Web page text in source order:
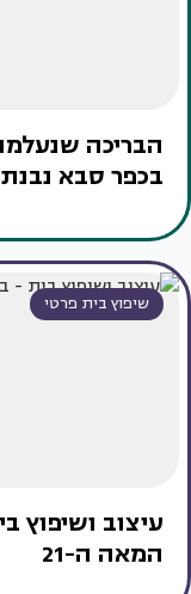
הבריכה
בכפר סבא
שיפוץ בית פרטי
המאה ה-21